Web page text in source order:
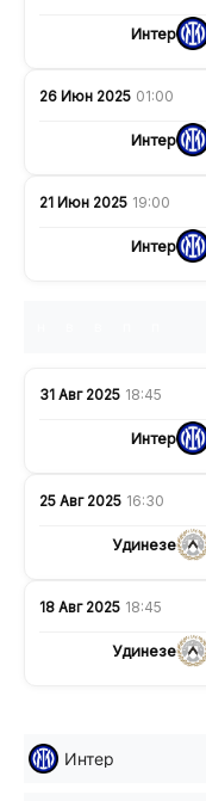
Интер
26 Июн 2025 01:00
Интер
21 Июн 2025 19:00
Интер
31 Авг 2025 18:45
Интер
25 Авг 2025 16:30
Удинезе
18 Авг 2025 18:45
Удинезе
Интер